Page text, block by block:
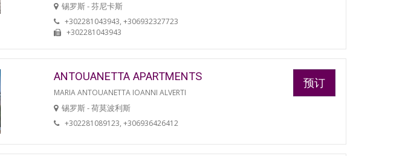
锡罗斯 - 芬尼卡斯
+302281043943, +306932327723
+302281043943
ANTOUANETTA APARTMENTS
MARIA ANTOUANETTA IOANNI ALVERTI
锡罗斯 - 荷莫波利斯
+302281089123, +306936426412
预订